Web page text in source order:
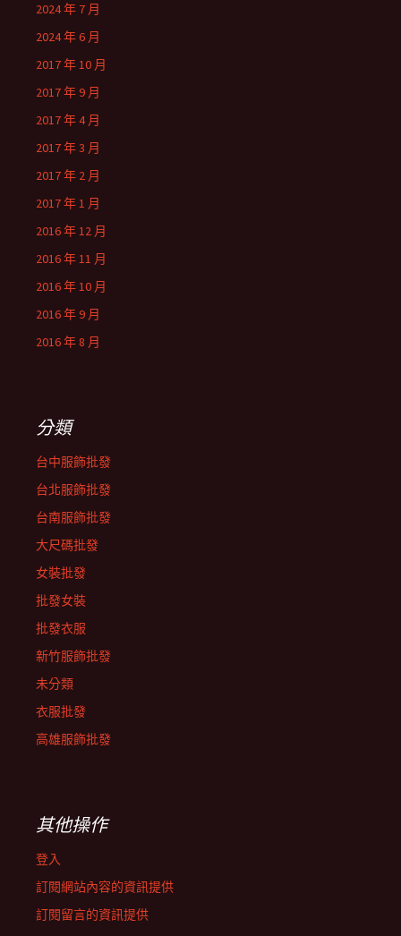
2024 年 7 月
2024 年 6 月
2017 年 10 月
2017 年 9 月
2017 年 4 月
2017 年 3 月
2017 年 2 月
2017 年 1 月
2016 年 12 月
2016 年 11 月
2016 年 10 月
2016 年 9 月
2016 年 8 月
分類
台中服飾批發
台北服飾批發
台南服飾批發
大尺碼批發
女裝批發
批發女裝
批發衣服
新竹服飾批發
未分類
衣服批發
高雄服飾批發
其他操作
登入
訂閱網站內容的資訊提供
訂閱留言的資訊提供